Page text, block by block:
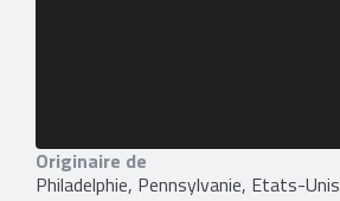
Originaire de
Philadelphie, Pennsylvanie, Etats-Unis